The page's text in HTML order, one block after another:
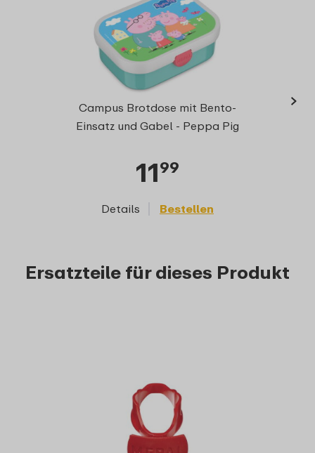
Campus Brotdose mit Bento-
Einsatz und Gabel - Peppa Pig
1199
Details Bestellen
›
Ersatzteile für dieses Produkt